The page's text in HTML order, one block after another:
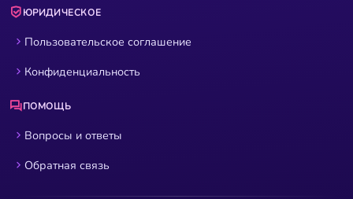
ЮРИДИЧЕСКОЕ
Пользовательское соглашение
Конфиденциальность
ПОМОЩЬ
Вопросы и ответы
Обратная связь